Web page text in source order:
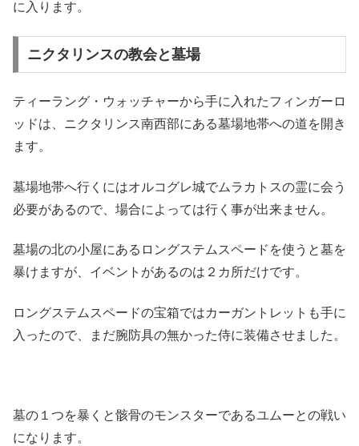
に入ります。
ニクタリンスの教会と墓場
ティーラング・ウォッチャーから手に入れたフィンガーロ
ッドは、ニクタリンス南西部にある墓場地帯への道を開き
ます。
墓場地帯へ行くにはオルコグレ城でムラカトスの霊に会う
必要があるので、場合によっては行く事が出来ません。
墓場の北の小屋にあるロングステムスペードを使うと墓を
暴けますが、イベントがあるのは２カ所だけです。
ロングステムスペードの宝箱ではカーガントレットも手に
入ったので、まだ腕防具の無かった侍に装備させました。
墓の１つを暴くと骸骨のモンスターであるユムーとの戦い
になります。